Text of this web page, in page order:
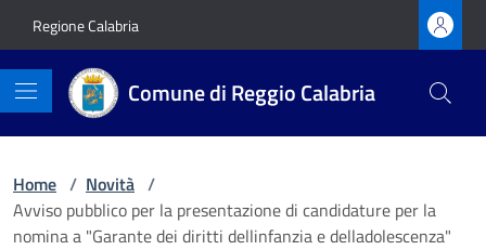
Regione Calabria
Comune di Reggio Calabria
Home / Novità /
Avviso pubblico per la presentazione di candidature per la
nomina a "Garante dei diritti dellinfanzia e delladolescenza"